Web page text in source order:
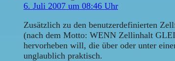
6. Juli 2007 um 08:46 Uhr
Zusätzlich zu den benutzerdefinierten
(nach dem Motto: WENN Zellinhalt
hervorheben will, die über oder unter
unglaublich praktisch.